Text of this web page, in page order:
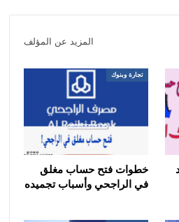
المزيد عن المؤلف
تجارة وبنوك
خطوات فتح حساب مغلق
في الراجحي وأسباب تجميده